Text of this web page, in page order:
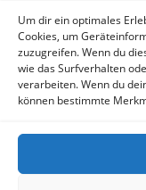
Um dir ein optimales
Cookies, um
zuzugreifen. Wenn du
wie das Surfverhalten
verarbeiten. Wenn du
können bestimmte
Vorname*